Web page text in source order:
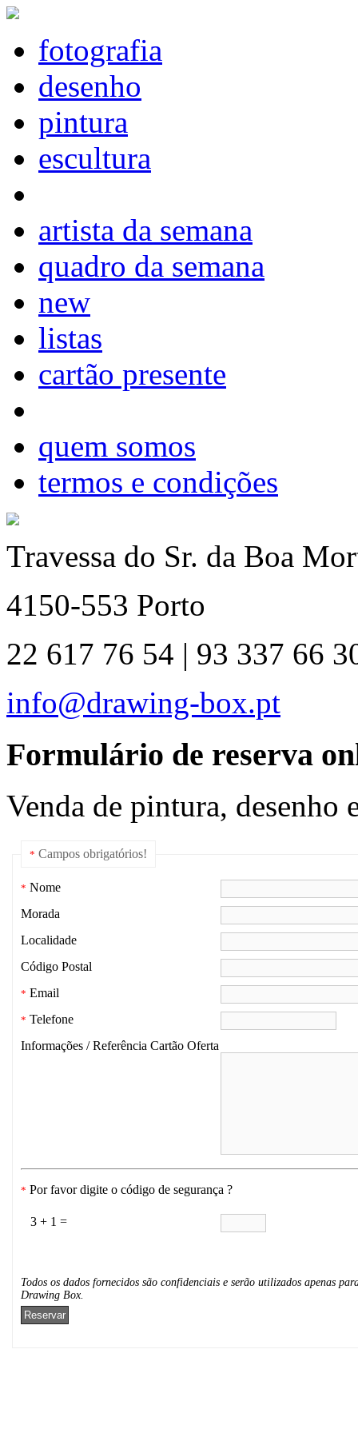
fotografia
desenho
pintura
escultura
artista da semana
quadro da semana
new
listas
cartão presente
quem somos
termos e condições
Travessa do Sr. da Boa
4150-553 Porto
22 617 76 54 | 93 337 66
info@drawing-box.pt
Formulário de reserva
Venda de pintura,
* Campos obrigatórios!
* Nome
Morada
Localidade
Código Postal
* Email
* Telefone
Informações / Referência Cartão Oferta
* Por favor digite o código de segurança ?
3 + 1 =
Todos os dados fornecidos são confidenciais e serão utilizados apenas
Drawing Box.